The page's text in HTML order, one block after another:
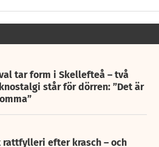
tar form i Skellefteå – två
står för dörren: ”Det är
efter krasch – och